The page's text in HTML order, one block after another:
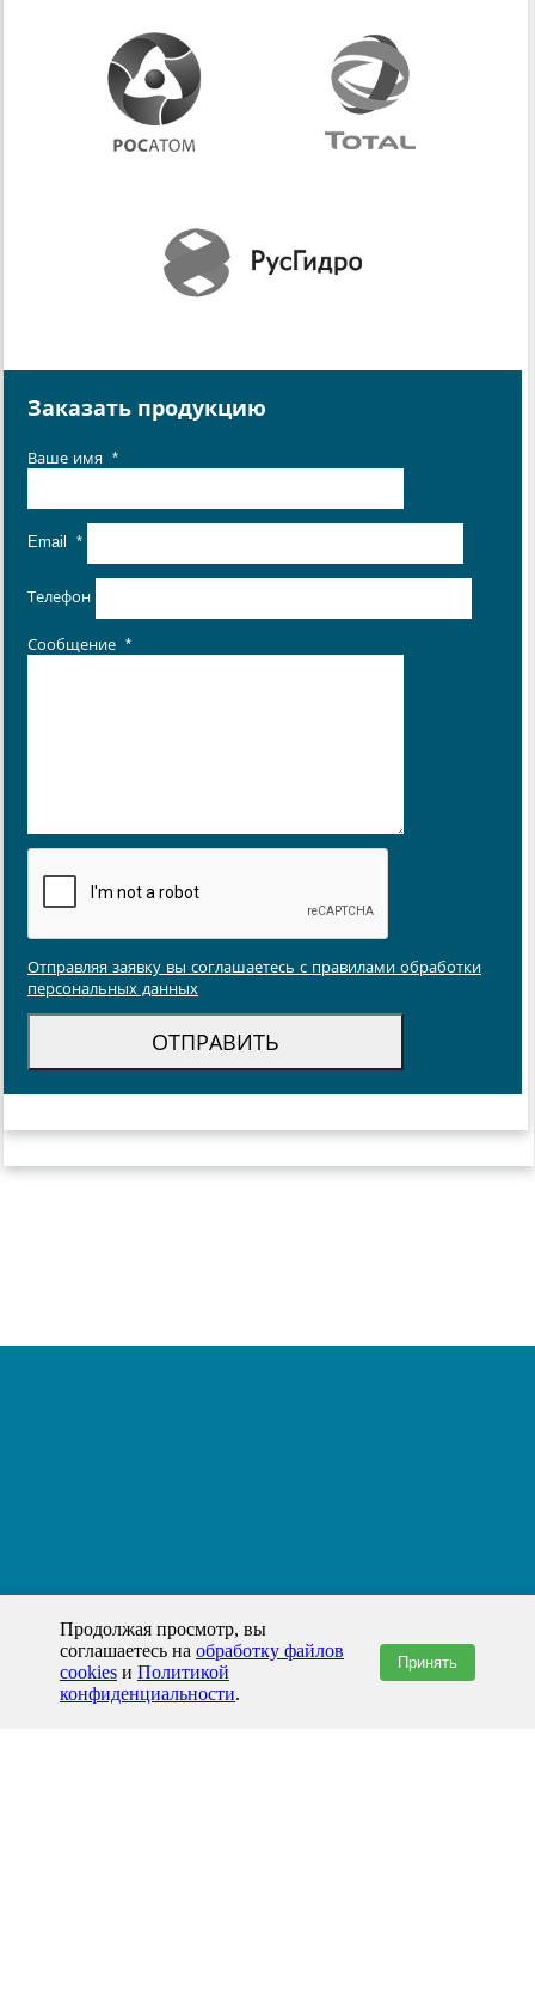
Заказать продукцию
Ваше имя *
Email *
Телефон
Сообщение *
Отправляя заявку вы соглашаетесь с правилами обработки
персональных данных
Продолжая просмотр, вы
соглашаетесь на обработку файлов
cookies и Политикой
конфиденциальности.
Принять